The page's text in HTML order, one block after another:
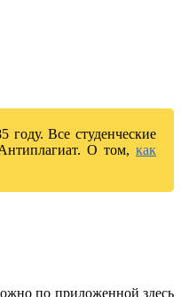
Все студенческие
О том, как
по приложенной здесь